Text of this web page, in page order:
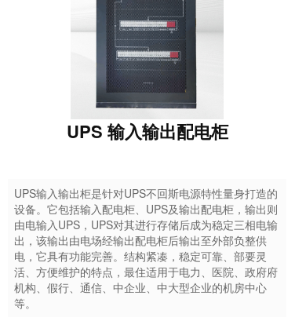
UPS 输入输出配电柜
UPS输入输出柜是针对UPS不回斯电源特性量身打造的
设备。它包括输入配电柜、UPS及输出配电柜，输出则
由电输入UPS，UPS对其进行存储后成为稳定三相电输
出，该输出由电场经输出配电柜后输出至外部负整供
电，它具有功能完善。结构紧凑，稳定可靠、部要灵
活、方便维护的特点，最住适用于电力、医院、政府府
机构、假行、通信、中企业、中大型企业的机房中心
等。